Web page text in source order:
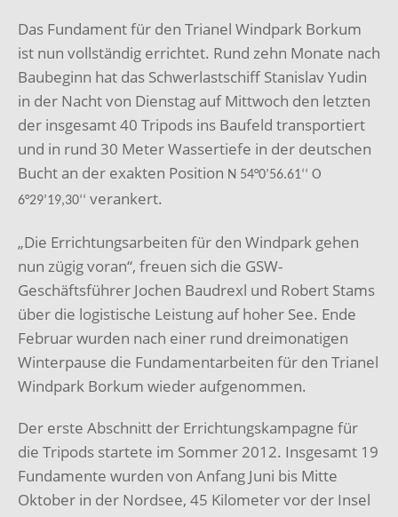
Das Fundament für den Trianel Windpark Borkum
ist nun vollständig errichtet. Rund zehn Monate nach
Baubeginn hat das Schwerlastschiff Stanislav Yudin
in der Nacht von Dienstag auf Mittwoch den letzten
der insgesamt 40 Tripods ins Baufeld transportiert
und in rund 30 Meter Wassertiefe in der deutschen
Bucht an der exakten Position N 54°0’56.61‘‘ O
6°29’19,30‘‘ verankert.
„Die Errichtungsarbeiten für den Windpark gehen
nun zügig voran“, freuen sich die GSW-
Geschäftsführer Jochen Baudrexl und Robert Stams
über die logistische Leistung auf hoher See. Ende
Februar wurden nach einer rund dreimonatigen
Winterpause die Fundamentarbeiten für den Trianel
Windpark Borkum wieder aufgenommen.
Der erste Abschnitt der Errichtungskampagne für
die Tripods startete im Sommer 2012. Insgesamt 19
Fundamente wurden von Anfang Juni bis Mitte
Oktober in der Nordsee, 45 Kilometer vor der Insel